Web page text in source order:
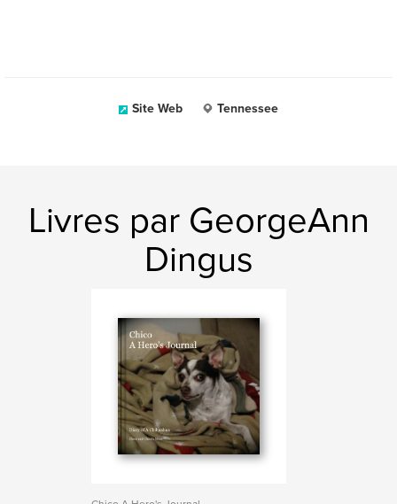
Site Web Tennessee
Livres par GeorgeAnn
Dingus